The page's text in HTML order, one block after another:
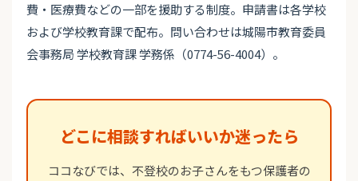
費・医療費などの一部を援助する制度。申請書は各学校
および学校教育課で配布。問い合わせは城陽市教育委員
会事務局 学校教育課 学務係（0774-56-4004）。
どこに相談すればいいか迷ったら
ココなびでは、不登校のお子さんをもつ保護者の